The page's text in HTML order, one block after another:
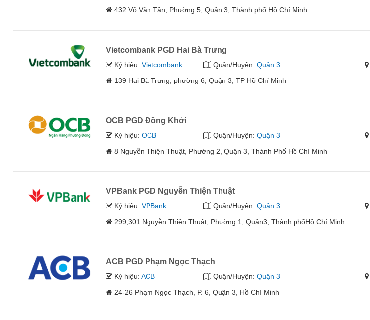
432 Võ Văn Tần, Phường 5, Quận 3, Thành phố Hồ Chí Minh
Vietcombank PGD Hai Bà Trưng
Ký hiệu:Vietcombank Quận/Huyện: Quận 3
139 Hai Bà Trưng, phường 6, Quận 3, TP Hồ Chí Minh
OCB PGD Đồng Khởi
Ký hiệu:OCB Quận/Huyện: Quận 3
8 Nguyễn Thiện Thuật, Phường 2, Quận 3, Thành Phố Hồ Chí Minh
VPBank PGD Nguyễn Thiện Thuật
Ký hiệu:VPBank Quận/Huyện: Quận 3
299,301 Nguyễn Thiện Thuật, Phường 1, Quận3, Thành phốHồ Chí Minh
ACB PGD Phạm Ngọc Thạch
Ký hiệu:ACB Quận/Huyện: Quận 3
24-26 Phạm Ngọc Thạch, P. 6, Quận 3, Hồ Chí Minh